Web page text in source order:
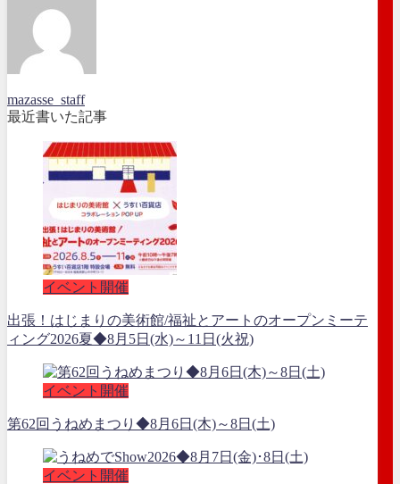
mazasse_staff
最近書いた記事
イベント開催
出張！はじまりの美術館/福祉とアートのオープンミーテ
ィング2026夏◆8月5日(水)～11日(火祝)
イベント開催
第62回うねめまつり◆8月6日(木)～8日(土)
イベント開催